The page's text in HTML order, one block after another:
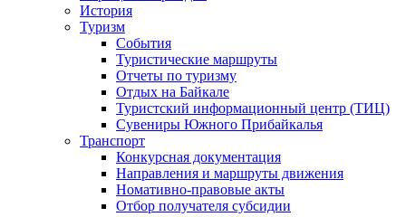
История
Туризм
События
Туристические маршруты
Отчеты по туризму
Отдых на Байкале
Туристский информационный центр (ТИЦ)
Сувениры Южного Прибайкалья
Транспорт
Конкурсная документация
Направления и маршруты движения
Номативно-правовые акты
Отбор получателя субсидии